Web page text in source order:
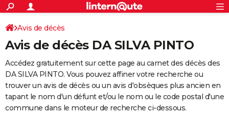
ACTUALITÉS
Politique
Société
Faits Divers
Education
Monde
Villes
+
SPORT
Coupe du monde 2026
Football
Tennis
Cyclisme
Rugby
Forum
Programme TV
TNT
Streaming
Cinéma
Sorties cinéma
Musique
+
FINANCE
Retraite
Epargne
Immobilier
Risques naturels par ville
Assurance
AUTO
Essais
Réserver un essai
Citadines
Berlines
SUV
Forum auto
+
Avis de décès
Avis de décès DA SILVA PINTO
Accédez gratuitement sur cette page au carnet des décès des
DA SILVA PINTO. Vous pouvez affiner votre recherche ou
trouver un avis de décès ou un avis d'obsèques plus ancien en
tapant le nom d'un défunt et/ou le nom ou le code postal d'une
commune dans le moteur de recherche ci-dessous.